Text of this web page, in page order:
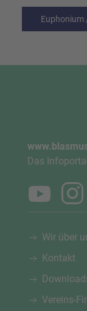
Euphonium
Das
Wir über
Kontakt
Vereins-